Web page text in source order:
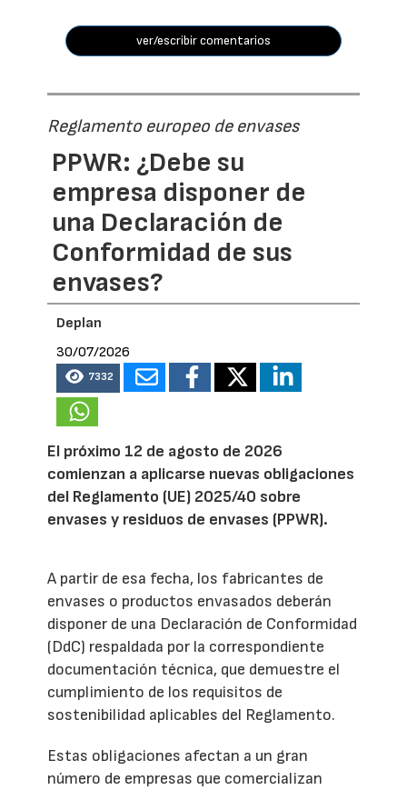
ver/escribir comentarios
Reglamento europeo de envases
PPWR: ¿Debe su
empresa disponer de
una Declaración de
Conformidad de sus
envases?
Deplan
30/07/2026
7332
El próximo 12 de agosto de 2026
comienzan a aplicarse nuevas obligaciones
del Reglamento (UE) 2025/40 sobre
envases y residuos de envases (PPWR).
A partir de esa fecha, los fabricantes de
envases o productos envasados deberán
disponer de una Declaración de Conformidad
(DdC) respaldada por la correspondiente
documentación técnica, que demuestre el
cumplimiento de los requisitos de
sostenibilidad aplicables del Reglamento.
Estas obligaciones afectan a un gran
número de empresas que comercializan